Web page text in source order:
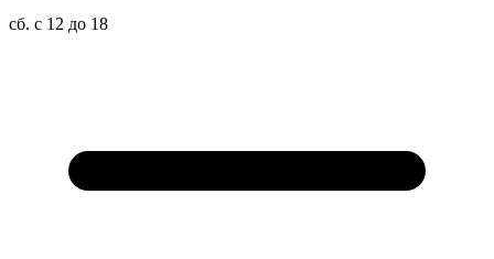
сб. с 12 до 18